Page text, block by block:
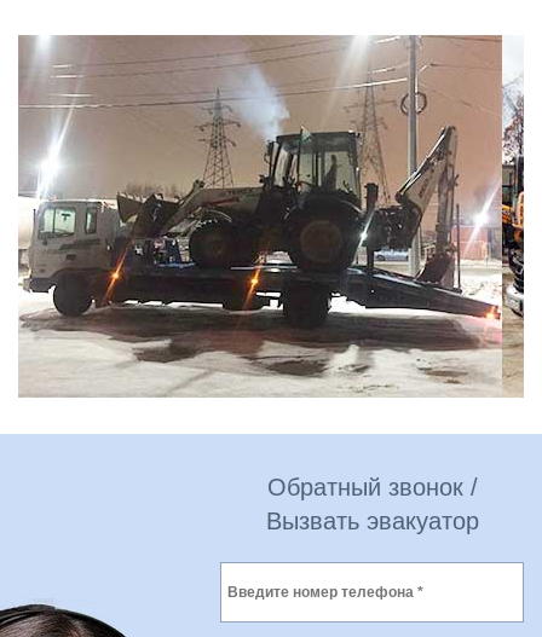
Обратный звонок /
Вызвать эвакуатор